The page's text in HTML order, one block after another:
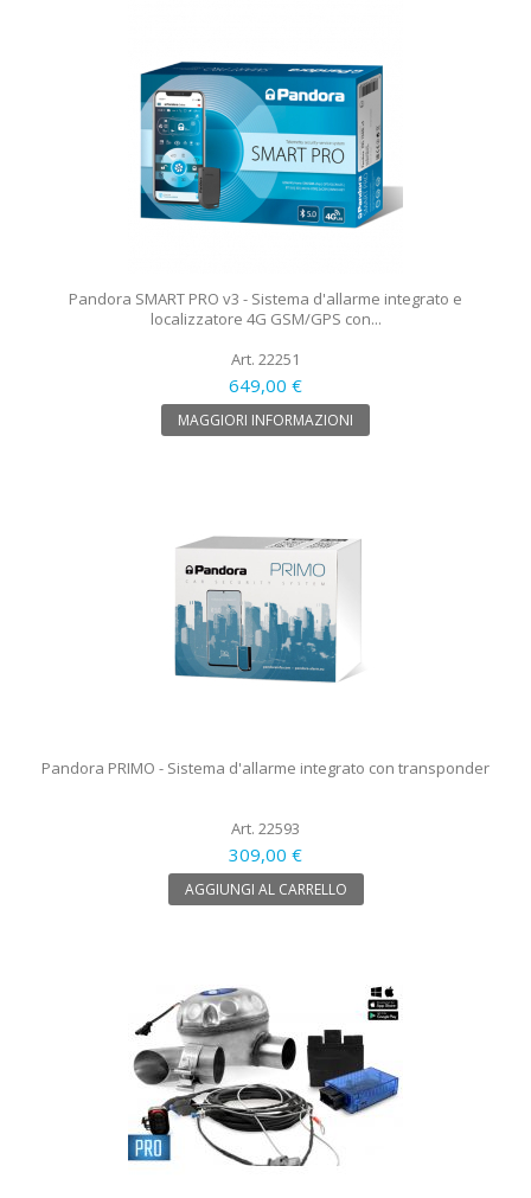
Pandora SMART PRO v3 - Sistema d'allarme integrato e
localizzatore 4G GSM/GPS con...
Art. 22251
649,00 €
MAGGIORI INFORMAZIONI
Pandora PRIMO - Sistema d'allarme integrato con transponder
Art. 22593
309,00 €
AGGIUNGI AL CARRELLO